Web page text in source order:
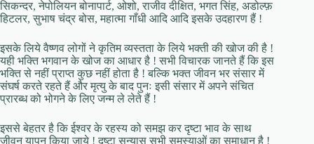
सिकन्दर, नेपोलियन बोनापार्ट, ओशो, राजीव दीक्षित, भगत सिंह, अडोल्फ़
हिटलर, सुभाष चंद्र बोस, महात्मा गाँधी आदि आदि इसके उदहारण हैं !
इसके लिये वैष्णव लोगों ने कृतिम व्यस्तता के लिये भक्ती की खोज की है !
यही भक्ति भगवान के खोज का आधार है ! सभी विचारक जानते हैं कि इस
भक्ति से नहीं प्राप्त कुछ नहीं होता है ! बल्कि भक्त जीवन भर संसार में
संघर्ष करते रहते हैं और मृत्यु के बाद पुनः इसी संसार में अपने संचित
प्रारब्ध को भोगने के लिए जन्म ले लेते हैं !
इससे बेहतर है कि ईश्वर के रहस्य को समझ कर दृष्टा भाव के साथ
जीवन यापन किया जाये ! दृष्टा सन्यास सभी समस्याओं का समाधान है !